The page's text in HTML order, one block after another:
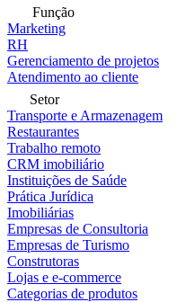
Função
Marketing
RH
Gerenciamento de projetos
Atendimento ao cliente
Setor
Transporte e Armazenagem
Restaurantes
Trabalho remoto
CRM imobiliário
Instituições de Saúde
Prática Jurídica
Imobiliárias
Empresas de Consultoria
Empresas de Turismo
Construtoras
Lojas e e-commerce
Categorias de produtos